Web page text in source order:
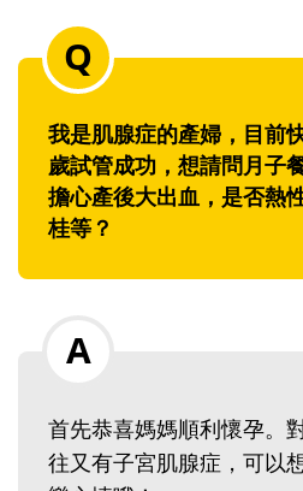
我是肌腺症的產婦，目前
歲試管成功，想請問月子
擔心產後大出血，是否熱
桂等？
首先恭喜媽媽順利懷孕。
往又有子宮肌腺症，可以